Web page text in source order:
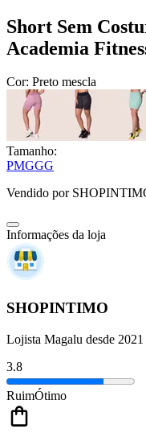
Short Sem
Academia
Cor: Preto mescla
Tamanho:
PMGGG
Vendido por
Informações da loja
SHOPINTIMO
Lojista Magalu desde 2021
3.8
RuimÓtimo